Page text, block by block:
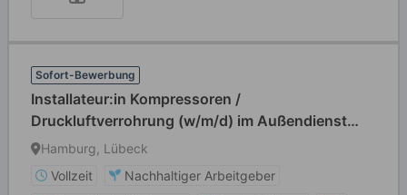
Sofort-Bewerbung
Installateur:in Kompressoren /
Druckluftverrohrung (w/m/d) im Außendienst
Großraum Hamburg / Lübeck
Hamburg, Lübeck
Vollzeit
Nachhaltiger Arbeitgeber